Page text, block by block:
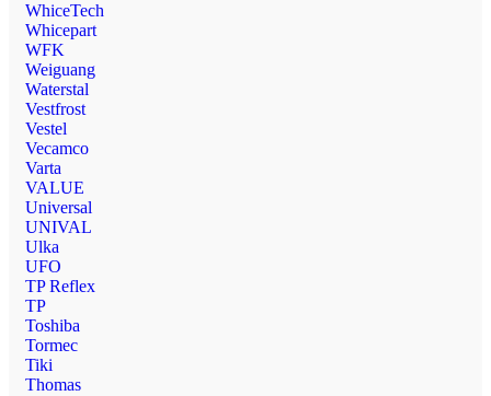
WhiceTech
Whicepart
WFK
Weiguang
Waterstal
Vestfrost
Vestel
Vecamco
Varta
VALUE
Universal
UNIVAL
Ulka
UFO
TP Reflex
TP
Toshiba
Tormec
Tiki
Thomas